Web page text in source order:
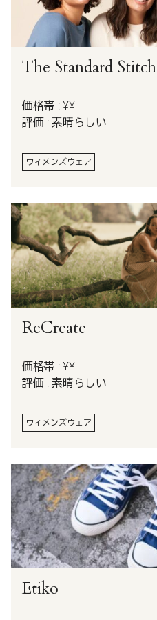
The Standard Stitch
価格帯 : ¥¥
評価 : 素晴らしい
ウィメンズウェア
ReCreate
価格帯 : ¥¥
評価 : 素晴らしい
ウィメンズウェア
Etiko